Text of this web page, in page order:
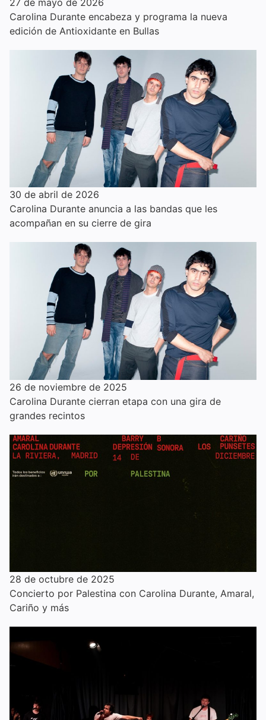
27 de mayo de 2026
Carolina Durante encabeza y programa la nueva
edición de Antioxidante en Bullas
30 de abril de 2026
Carolina Durante anuncia a las bandas que les
acompañan en su cierre de gira
26 de noviembre de 2025
Carolina Durante cierran etapa con una gira de
grandes recintos
28 de octubre de 2025
Concierto por Palestina con Carolina Durante, Amaral,
Cariño y más